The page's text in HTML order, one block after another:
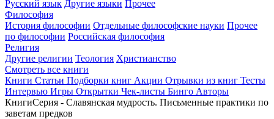
Русский язык Другие языки Прочее
Философия
История философии Отдельные философские науки Прочее
по философии Российская философия
Религия
Другие религии Теология Христианство
Смотреть все книги
Книги Статьи Подборки книг Акции Отрывки из книг Тесты
Интервью Игры Открытки Чек-листы Бинго Авторы
КнигиСерия - Славянская мудрость. Письменные практики по
заветам предков